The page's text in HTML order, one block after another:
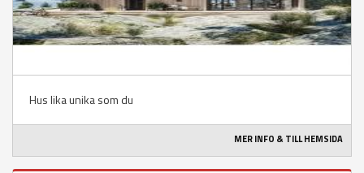
Hus lika unika som du
MER INFO & TILL HEMSIDA